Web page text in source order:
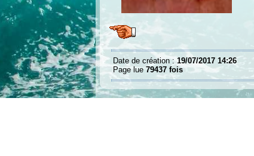
Date de création :19/07/2017 14:26
Page lue 79437 fois